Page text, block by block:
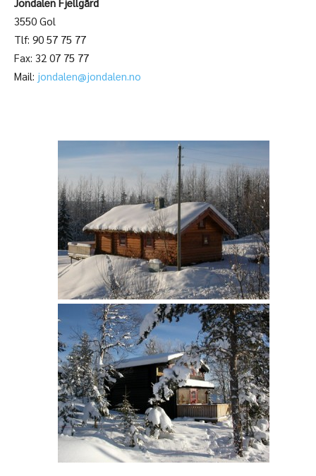
Jondalen Fjellgård
3550 Gol
Tlf: 90 57 75 77
Fax: 32 07 75 77
Mail: jondalen@jondalen.no